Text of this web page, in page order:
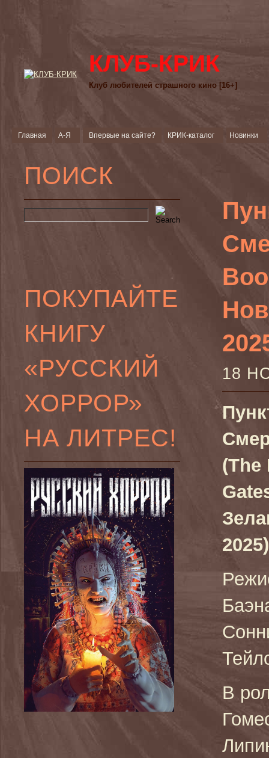
КЛУБ-КРИК
Клуб любителей страшного кино [16+]
Главная А-Я Впервые на сайте? КРИК-каталог Новинки
ПОИСК
ПОКУПАЙТЕ
КНИГУ
«РУССКИЙ
ХОРРОР»
НА ЛИТРЕС!
18
(The
2025)
В